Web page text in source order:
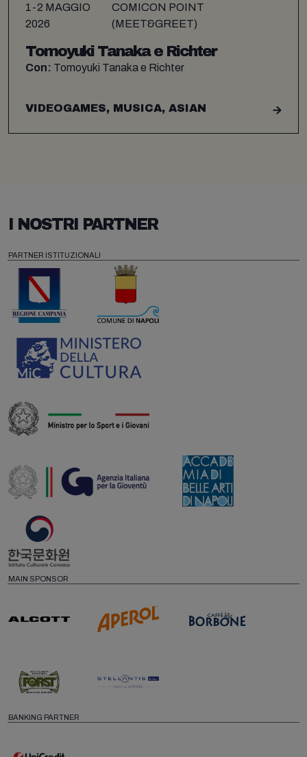
1-2 MAGGIO
2026
COMICON POINT
(MEET&GREET)
Tomoyuki Tanaka e Richter
Con: Tomoyuki Tanaka e Richter
VIDEOGAMES, MUSICA, ASIAN
I NOSTRI PARTNER
PARTNER ISTITUZIONALI
MAIN SPONSOR
BANKING PARTNER